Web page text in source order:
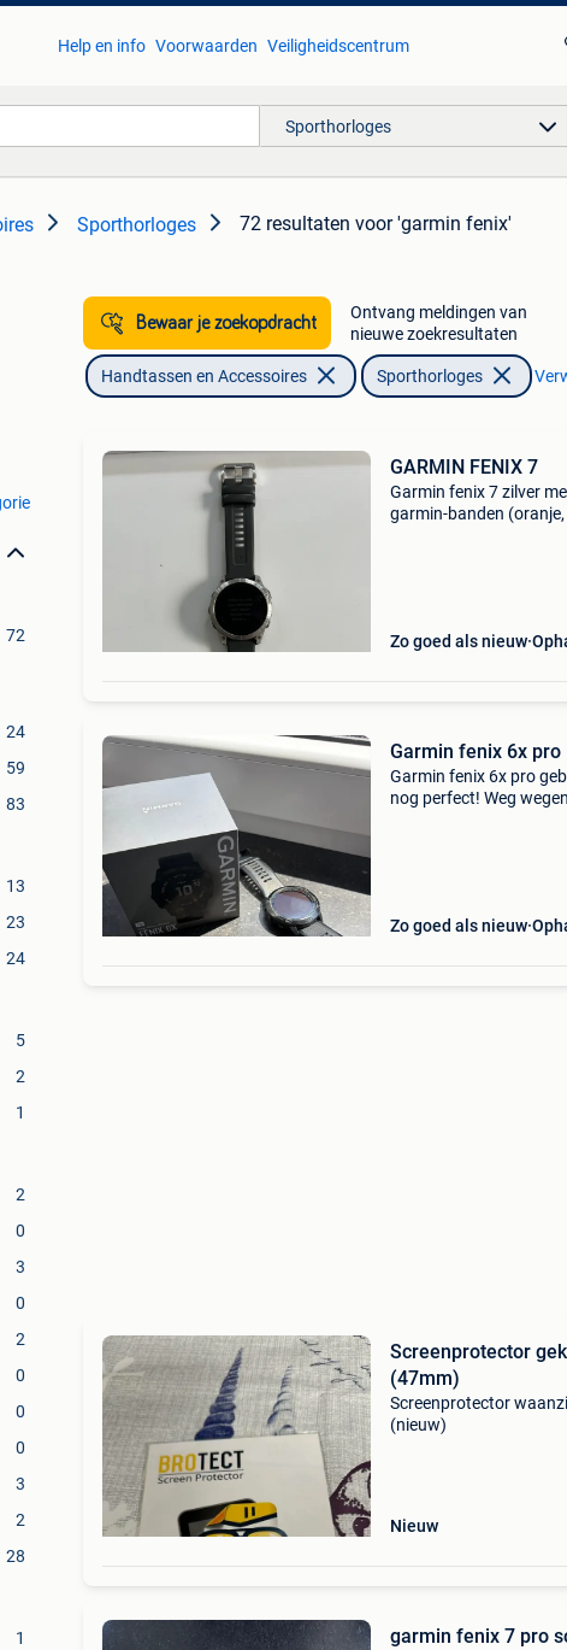
Help en info Voorwaarden Veiligheidscentrum
Sporthorloges
Sporthorloges 72 resultaten voor 'garmin fenix'
72
24
59
83
13
23
24
5
2
1
2
0
3
0
2
0
0
0
3
2
28
1
Bewaar je zoekopdracht
Ontvang meldingen van
nieuwe zoekresultaten
Handtassen en Accessoires Sporthorloges
GARMIN FENIX 7
Garmin fenix 7 zilver
garmin-banden
Zo goed als nieuw
Garmin fenix 6x pro
Garmin fenix 6x pro
nog perfect! Weg
Zo goed als nieuw
Screenprotector
(47mm)
Screenprotector
(nieuw)
Nieuw
garmin fenix 7 pro